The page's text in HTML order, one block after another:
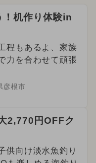
！机作り体験in
程もあるよ、家族
力を合わせて頑張
彦根市
2,770円OFFク
供向け淡水魚釣り